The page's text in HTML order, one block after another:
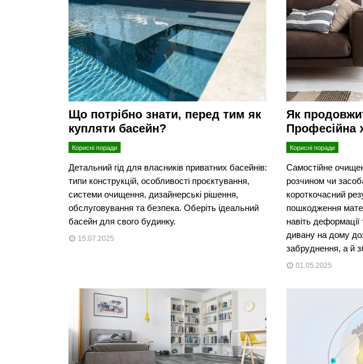
Що потрібно знати, перед тим як
купляти басейн?
Корисні поради
Детальний гід для власників приватних басейнів:
типи конструкцій, особливості проєктування,
системи очищення, дизайнерські рішення,
обслуговування та безпека. Оберіть ідеальний
басейн для свого будинку.
15.07.2025
Як
Професійна
Корисні поради
Самостійне
розчином чи
короткочасний
пошкодження
навіть
дивану на дому
забруднення, а й
01.05.2025